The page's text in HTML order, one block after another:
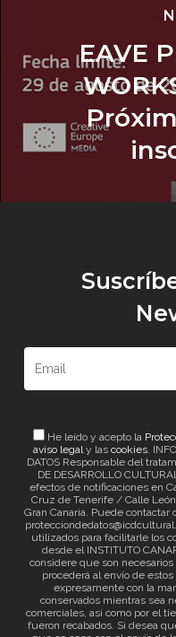
EAVE
He leído y acepto la
aviso legaly lascookies.
DATOS Responsable del
DE DESARROLLO
efectos de notificaciones en
Cruz de Tenerife / Calle
Gran Canaria. Puede
utilizados para facilitarle los
desde el INSTITUTO
considere que son
procederá al envío de
expresamente con la
conservados mientras sea
comerciales, así como por el
fueron recabados. Si desea